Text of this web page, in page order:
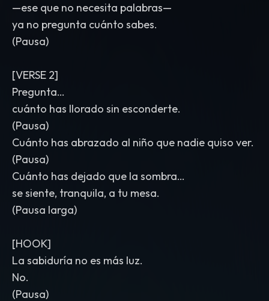
—ese que no necesita palabras—
ya no pregunta cuánto sabes.
(Pausa)
[VERSE 2]
Pregunta…
cuánto has llorado sin esconderte.
(Pausa)
Cuánto has abrazado al niño que nadie quiso ver.
(Pausa)
Cuánto has dejado que la sombra…
se siente, tranquila, a tu mesa.
(Pausa larga)
[HOOK]
La sabiduría no es más luz.
No.
(Pausa)